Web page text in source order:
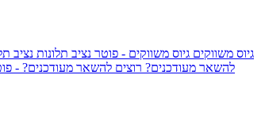
גיוס משווקים גיוס משווקים - פוטר נציב תלונות נציב
להשאר מעודכנים? רוצים להשאר מעודכנים? -